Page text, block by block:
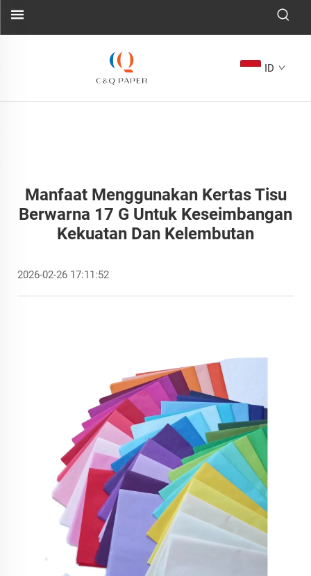
ID
Manfaat Menggunakan Kertas Tisu
Berwarna 17 G Untuk Keseimbangan
Kekuatan Dan Kelembutan
2026-02-26 17:11:52